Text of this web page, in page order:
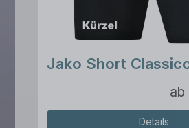
Jako Short
ab
Details